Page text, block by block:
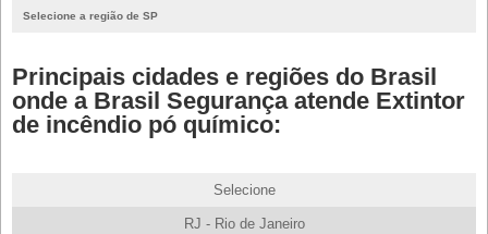
Selecione a região de SP
Principais cidades e regiões do Brasil
onde a Brasil Segurança atende Extintor
de incêndio pó químico:
Selecione
RJ - Rio de Janeiro